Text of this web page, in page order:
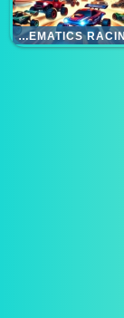
MATHEMATICS RACING